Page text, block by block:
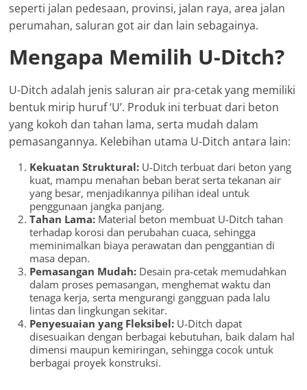
seperti jalan pedesaan, provinsi, jalan raya, area jalan
perumahan, saluran got air dan lain sebagainya.
Mengapa Memilih U-Ditch?
U-Ditch adalah jenis saluran air pra-cetak yang memiliki
bentuk mirip huruf ‘U’. Produk ini terbuat dari beton
yang kokoh dan tahan lama, serta mudah dalam
pemasangannya. Kelebihan utama U-Ditch antara lain:
Kekuatan Struktural: U-Ditch terbuat dari beton yang
kuat, mampu menahan beban berat serta tekanan air
yang besar, menjadikannya pilihan ideal untuk
penggunaan jangka panjang.
Tahan Lama: Material beton membuat U-Ditch tahan
terhadap korosi dan perubahan cuaca, sehingga
meminimalkan biaya perawatan dan penggantian di
masa depan.
Pemasangan Mudah: Desain pra-cetak memudahkan
dalam proses pemasangan, menghemat waktu dan
tenaga kerja, serta mengurangi gangguan pada lalu
lintas dan lingkungan sekitar.
Penyesuaian yang Fleksibel: U-Ditch dapat
disesuaikan dengan berbagai kebutuhan, baik dalam hal
dimensi maupun kemiringan, sehingga cocok untuk
berbagai proyek konstruksi.